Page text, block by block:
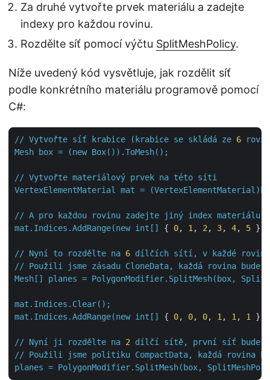
Za druhé vytvořte prvek materiálu a zadejte
indexy pro každou rovinu.
Rozdělte síť pomocí výčtu SplitMeshPolicy.
Níže uvedený kód vysvětluje, jak rozdělit síť
podle konkrétního materiálu programově pomocí
C#:
// Vytvořte síť krabice (krabice se skládá ze 6
Mesh
box = (new Box()).ToMesh();
// Vytvořte materiálový prvek na této síti
VertexElementMaterial
mat =
// A pro každou rovinu zadejte jiný index materiálu
mat.Indices.AddRange(new int[] { 0, 1 , 2 , 3, 4, 5 }
// Nyní to rozdělte na 6 dílčích sítí, v každé
rovině
// Použili jsme zásadu CloneData, každá rovina bude
Mesh[]
planes = PolygonModifier.SplitMesh(box,
mat.Indices.Clear();
mat.Indices.AddRange(new int[] { 0, 0, 0, 1 , 1 , 1 }
// Nyní ji rozdělte na 2 dílčí sítě, první síť bude
// Použili jsme politiku CompactData, každá rovina
planes = PolygonModifier.SplitMesh(box,